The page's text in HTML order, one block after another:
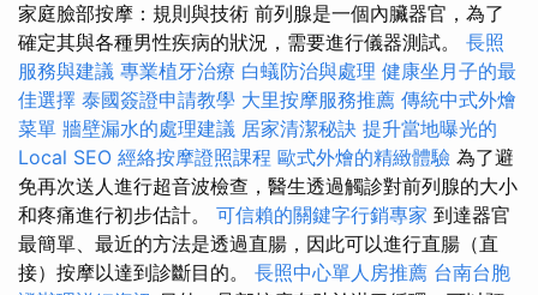
家庭臉部按摩：規則與技術 前列腺是一個內臟器官，為了
確定其與各種男性疾病的狀況，需要進行儀器測試。 長照
服務與建議 專業植牙治療 白蟻防治與處理 健康坐月子的最
佳選擇 泰國簽證申請教學 大里按摩服務推薦 傳統中式外燴
菜單 牆壁漏水的處理建議 居家清潔秘訣 提升當地曝光的
Local SEO 經絡按摩證照課程 歐式外燴的精緻體驗 為了避
免再次送人進行超音波檢查，醫生透過觸診對前列腺的大小
和疼痛進行初步估計。 可信賴的關鍵字行銷專家 到達器官
最簡單、最近的方法是透過直腸，因此可以進行直腸（直
接）按摩以達到診斷目的。 長照中心單人房推薦 台南台胞